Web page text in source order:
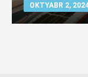
OKTYABR 2,